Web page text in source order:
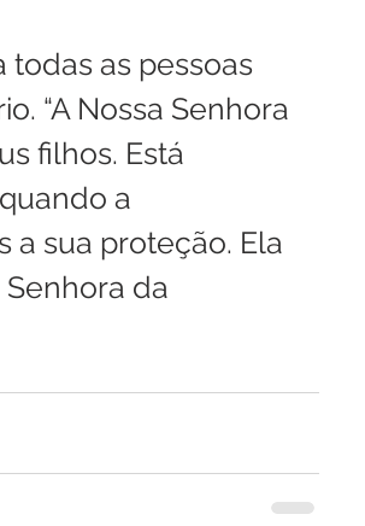
todas as pessoas
“A Nossa Senhora
filhos. Está
a
a sua proteção. Ela
da